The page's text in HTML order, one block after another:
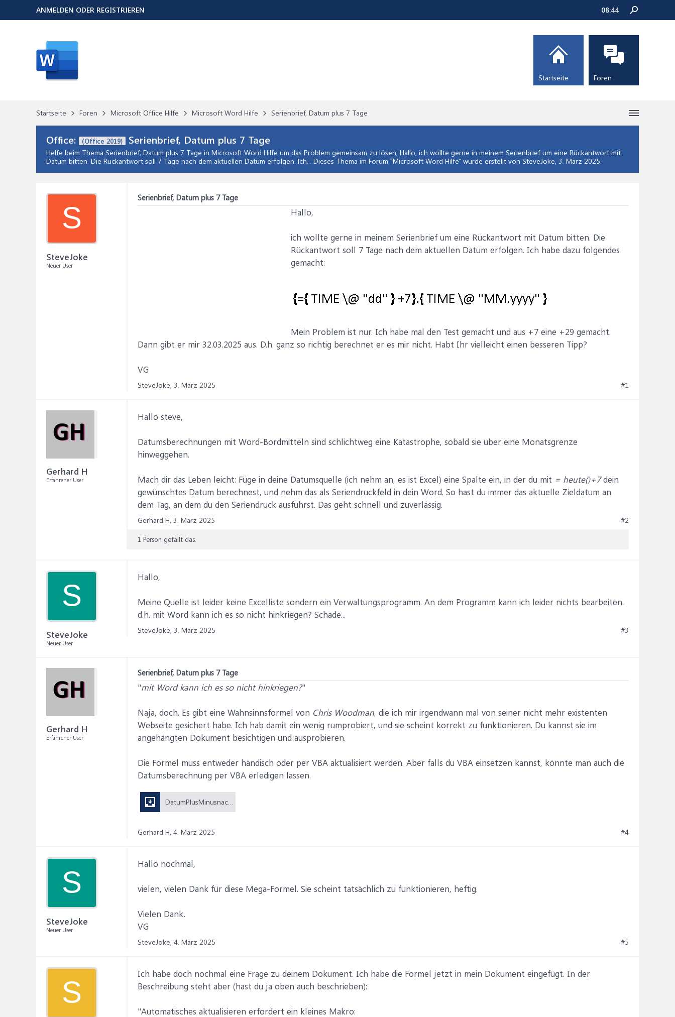
Startseite Foren Microsoft Office Hilfe Microsoft Word Hilfe Serienbrief, Datum plus 7 Tage
Office: (Office 2019) Serienbrief, Datum plus 7 Tage
Helfe beim Thema Serienbrief, Datum plus 7 Tage in Microsoft Word Hilfe um das Problem gemeinsam zu lösen; Hallo, ich wollte gerne in meinem Serienbrief um eine Rückantwort mit
Datum bitten. Die Rückantwort soll 7 Tage nach dem aktuellen Datum erfolgen. Ich... Dieses Thema im Forum "Microsoft Word Hilfe" wurde erstellt von SteveJoke, 3. März 2025.
S
SteveJoke
Neuer User
Serienbrief, Datum plus 7 Tage
Hallo,
ich wollte gerne in meinem Serienbrief um eine Rückantwort mit Datum bitten. Die
Rückantwort soll 7 Tage nach dem aktuellen Datum erfolgen. Ich habe dazu folgendes
gemacht:
Mein Problem ist nur. Ich habe mal den Test gemacht und aus +7 eine +29 gemacht.
Dann gibt er mir 32.03.2025 aus. D.h. ganz so richtig berechnet er es mir nicht. Habt Ihr vielleicht einen besseren Tipp?
VG
SteveJoke, 3. März 2025 #1
Gerhard H
Erfahrener User
Hallo steve,
Datumsberechnungen mit Word-Bordmitteln sind schlichtweg eine Katastrophe, sobald sie über eine Monatsgrenze
hinweggehen.
Mach dir das Leben leicht: Füge in deine Datumsquelle (ich nehm an, es ist Excel) eine Spalte ein, in der du mit = heute()+7dein
gewünschtes Datum berechnest, und nehm das als Seriendruckfeld in dein Word. So hast du immer das aktuelle Zieldatum an
dem Tag, an dem du den Seriendruck ausführst. Das geht schnell und zuverlässig.
Gerhard H, 3. März 2025 #2
1 Person gefällt das.
S
SteveJoke
Neuer User
Hallo,
Meine Quelle ist leider keine Excelliste sondern ein Verwaltungsprogramm. An dem Programm kann ich leider nichts bearbeiten.
d.h. mit Word kann ich es so nicht hinkriegen? Schade...
SteveJoke, 3. März 2025 #3
Gerhard H
Erfahrener User
Serienbrief, Datum plus 7 Tage
"mit Word kann ich es so nicht hinkriegen?"
Naja, doch. Es gibt eine Wahnsinnsformel von Chris Woodman, die ich mir irgendwann mal von seiner nicht mehr existenten
Webseite gesichert habe. Ich hab damit ein wenig rumprobiert, und sie scheint korrekt zu funktionieren. Du kannst sie im
angehängten Dokument besichtigen und ausprobieren.
Die Formel muss entweder händisch oder per VBA aktualisiert werden. Aber falls du VBA einsetzen kannst, könnte man auch die
Datumsberechnung per VBA erledigen lassen.
DatumPlusMinusnachChrisWoodman.docx (46,8 KB)
Gerhard H, 4. März 2025 #4
S
SteveJoke
Neuer User
Hallo nochmal,
vielen, vielen Dank für diese Mega-Formel. Sie scheint tatsächlich zu funktionieren, heftig.
Vielen Dank.
VG
SteveJoke, 4. März 2025 #5
S
Ich habe doch nochmal eine Frage zu deinem Dokument. Ich habe die Formel jetzt in mein Dokument eingefügt. In der
Beschreibung steht aber (hast du ja oben auch beschrieben):
"Automatisches aktualisieren erfordert ein kleines Makro:
ANMELDEN ODER REGISTRIEREN 08:45
Startseite Foren